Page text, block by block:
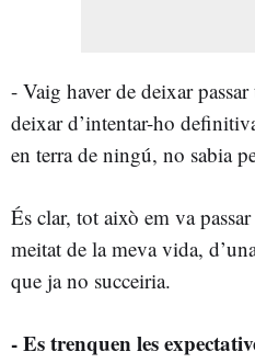
- Vaig haver de deixar
deixar d’intentar-ho
en terra de ningú, no sabia
És clar, tot això em va
meitat de la meva vida,
que ja no succeiria.
- Es trenquen les